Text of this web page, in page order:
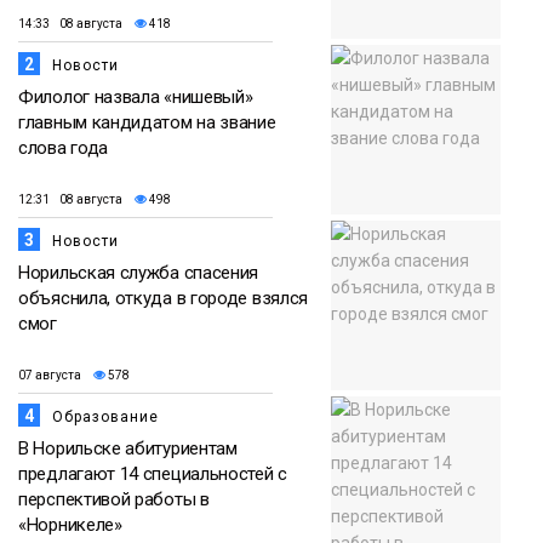
14:33 08 августа 418
2 Новости
Филолог назвала «нишевый»
главным кандидатом на звание
слова года
12:31 08 августа 498
3 Новости
Норильская служба спасения
объяснила, откуда в городе взялся
смог
07 августа 578
4 Образование
В Норильске абитуриентам
предлагают 14 специальностей с
перспективой работы в
«Норникеле»